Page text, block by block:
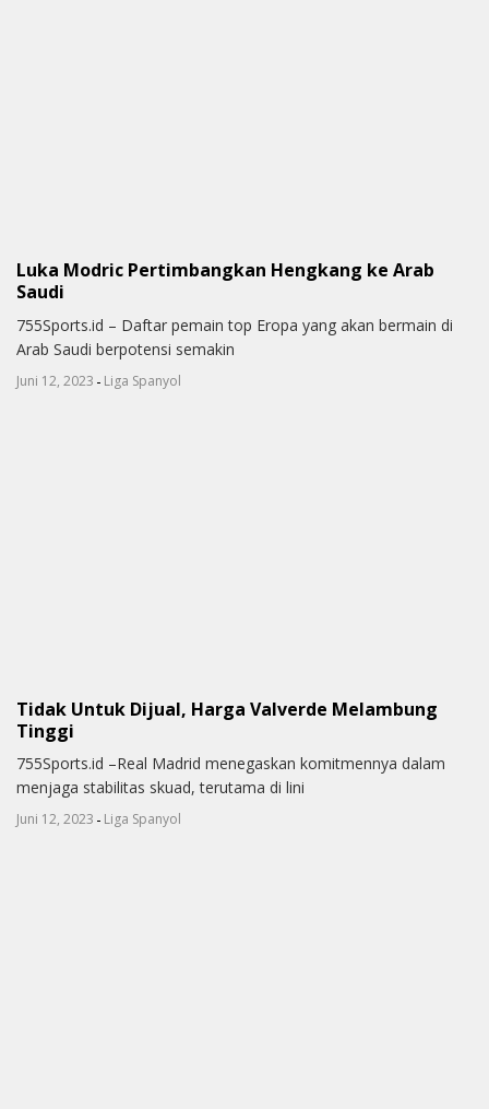
Luka Modric Pertimbangkan Hengkang ke Arab
Saudi
755Sports.id – Daftar pemain top Eropa yang akan bermain di
Arab Saudi berpotensi semakin
Juni 12, 2023 - Liga Spanyol
Tidak Untuk Dijual, Harga Valverde Melambung
Tinggi
755Sports.id –Real Madrid menegaskan komitmennya dalam
menjaga stabilitas skuad, terutama di lini
Juni 12, 2023 - Liga Spanyol